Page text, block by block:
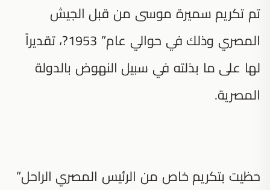
تم تكريم سميرة موسى من قبل الجيش
المصري وذلك في حوالي عام” 1953?، تقديراً
لها على ما بذلته في سبيل النهوض بالدولة
المصرية.
حظيت بتكريم خاص من الرئيس المصري الراحل”